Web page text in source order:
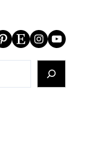
Etsy Instagram YouTube